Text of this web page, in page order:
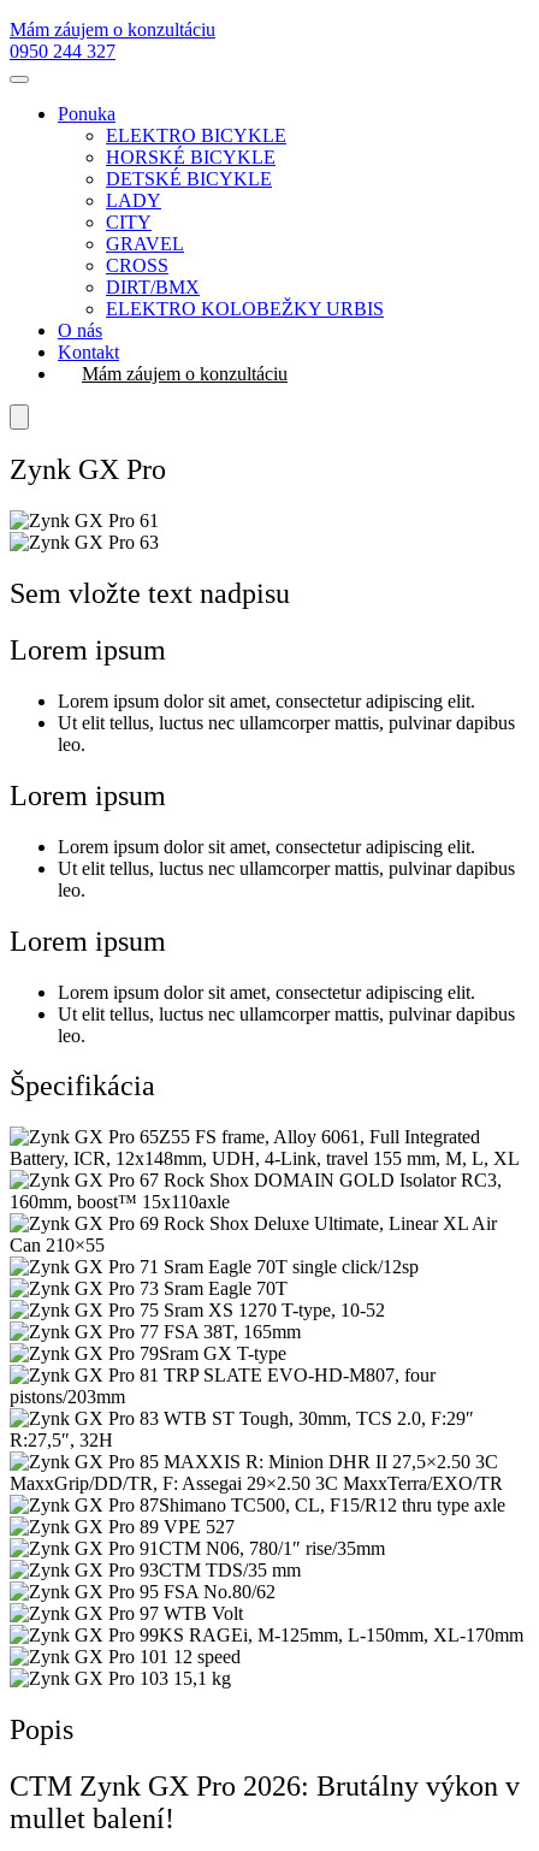
Mám záujem o konzultáciu
0950 244 327
Ponuka
ELEKTRO BICYKLE
HORSKÉ BICYKLE
DETSKÉ BICYKLE
LADY
CITY
GRAVEL
CROSS
DIRT/BMX
ELEKTRO KOLOBEŽKY URBIS
O nás
Kontakt
Mám záujem o konzultáciu
Zynk GX Pro
Sem vložte text nadpisu
Lorem ipsum
Lorem ipsum dolor sit amet, consectetur adipiscing elit.
Ut elit tellus, luctus nec ullamcorper mattis, pulvinar dapibus
leo.
Lorem ipsum
Lorem ipsum dolor sit amet, consectetur adipiscing elit.
Ut elit tellus, luctus nec ullamcorper mattis, pulvinar dapibus
leo.
Lorem ipsum
Lorem ipsum dolor sit amet, consectetur adipiscing elit.
Ut elit tellus, luctus nec ullamcorper mattis, pulvinar dapibus
leo.
Špecifikácia
Z55 FS frame, Alloy 6061, Full Integrated
Battery, ICR, 12x148mm, UDH, 4-Link, travel 155 mm, M, L, XL
Rock Shox DOMAIN GOLD Isolator RC3,
160mm, boost™ 15x110axle
Rock Shox Deluxe Ultimate, Linear XL Air
Can 210×55
Sram Eagle 70T single click/12sp
Sram Eagle 70T
Sram XS 1270 T-type, 10-52
FSA 38T, 165mm
Sram GX T-type
TRP SLATE EVO-HD-M807, four
pistons/203mm
WTB ST Tough, 30mm, TCS 2.0, F:29″
R:27,5″, 32H
MAXXIS R: Minion DHR II 27,5×2.50 3C
MaxxGrip/DD/TR, F: Assegai 29×2.50 3C MaxxTerra/EXO/TR
Shimano TC500, CL, F15/R12 thru type axle
VPE 527
CTM N06, 780/1″ rise/35mm
CTM TDS/35 mm
FSA No.80/62
WTB Volt
KS RAGEi, M-125mm, L-150mm, XL-170mm
12 speed
15,1 kg
Popis
CTM Zynk GX Pro 2026: Brutálny výkon v
mullet balení!